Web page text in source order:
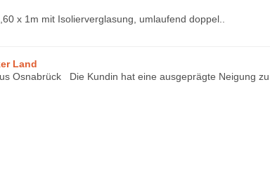
x 1m mit Isolierverglasung, umlaufend doppel..
Land
Osnabrück Die Kundin hat eine ausgeprägte Neigung zu..